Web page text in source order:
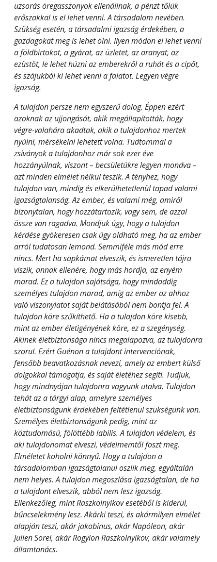
uzsorás öregasszonyok ellenállnak, a pénzt tőlük
erőszakkal is el lehet venni. A társadalom nevében.
Szükség esetén, a társadalmi igazság érdekében, a
gazdagokat meg is lehet ölni. Ilyen módon el lehet venni
a földbirtokot, a gyárat, az üzletet, az aranyat, az
ezüstöt, le lehet húzni az emberekről a ruhát és a cipőt,
és szájukból ki lehet venni a falatot. Legyen végre
igazság.
A tulajdon persze nem egyszerű dolog. Éppen ezért
azoknak az ujjongását, akik megállapították, hogy
végre-valahára akadtak, akik a tulajdonhoz mertek
nyúlni, mérsékelni lehetett volna. Tudtommal a
zsiványok a tulajdonhoz már sok ezer éve
hozzányúlnak, viszont – becsületükre legyen mondva –
azt minden elmélet nélkül teszik. A tényhez, hogy
tulajdon van, mindig és elkerülhetetlenül tapad valami
igazságtalanság. Az ember, és valami még, amiről
bizonytalan, hogy hozzátartozik, vagy sem, de azzal
össze van ragadva. Mondjuk úgy, hogy a tulajdon
kérdése gyökeresen csak úgy oldható meg, ha az ember
arról tudatosan lemond. Semmiféle más mód erre
nincs. Mert ha sapkámat elveszik, és ismeretlen tájra
viszik, annak ellenére, hogy más hordja, az enyém
marad. Ez a tulajdon sajátsága, hogy mindaddig
személyes tulajdon marad, amíg az ember az ahhoz
való viszonylatot saját belátásából nem bontja fel. A
tulajdon köre szűkíthető. Ha a tulajdon köre kisebb,
mint az ember életigényének köre, ez a szegénység.
Akinek életbiztonsága nincs megalapozva, az tulajdonra
szorul. Ezért Guénon a tulajdont intervenciónak,
fensőbb beavatkozásnak nevezi, amely az embert külső
dolgokkal támogatja, és saját életéhez segíti. Tudjuk,
hogy mindnyájan tulajdonra vagyunk utalva. Tulajdon
tehát az a tárgyi alap, amelyre személyes
életbiztonságunk érdekében feltétlenül szükségünk van.
Személyes életbiztonságunk pedig, mint az
köztudomású, fölöttébb labilis. A tulajdon védelem, és
aki tulajdonomat elveszi, védelmemtől foszt meg.
Elméletet koholni könnyű. Hogy a tulajdon a
társadalomban igazságtalanul oszlik meg, egyáltalán
nem helyes. A tulajdon megoszlása igazságtalan, de ha
a tulajdont elveszik, abból nem lesz igazság.
Ellenkezőleg, mint Raszkolnyikov esetéből is kiderül,
bűncselekmény lesz. Akárki teszi, és akármilyen elmélet
alapján teszi, akár jakobinus, akár Napóleon, akár
Julien Sorel, akár Rogyion Raszkolnyikov, akár valamely
államtanács.